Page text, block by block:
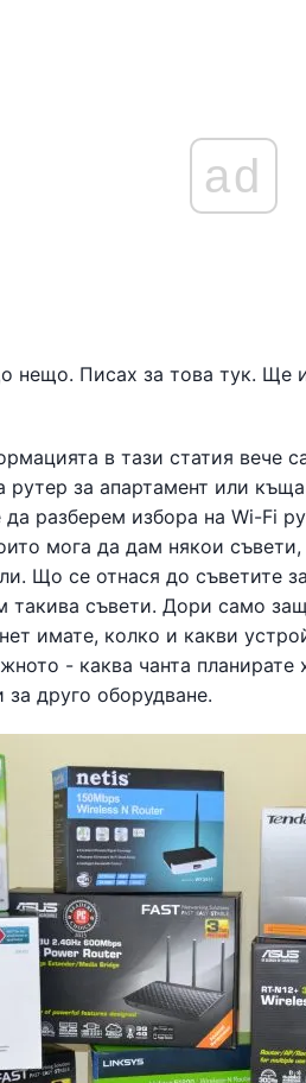
ad
нещо. Писах за това тук. Ще
в тази статия вече
рутер за апартамент или
разберем избора на Wi-Fi
мога да дам някои
Що се отнася до съветите
такива съвети. Дори само
имате, колко и какви
- каква чанта планирате
друго оборудване.